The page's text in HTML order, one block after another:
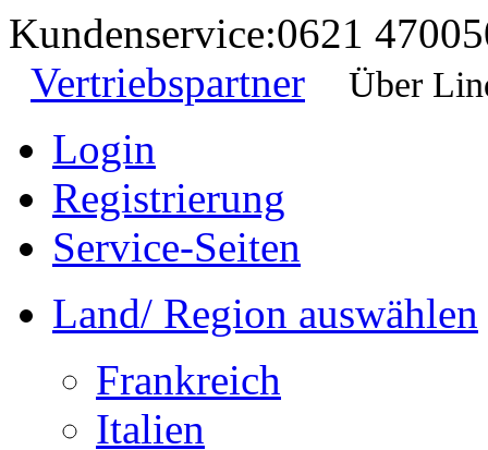
Kundenservice:0621
Vertriebspartner
Über
Login
Registrierung
Service-Seiten
Land/ Region auswählen
Frankreich
Italien